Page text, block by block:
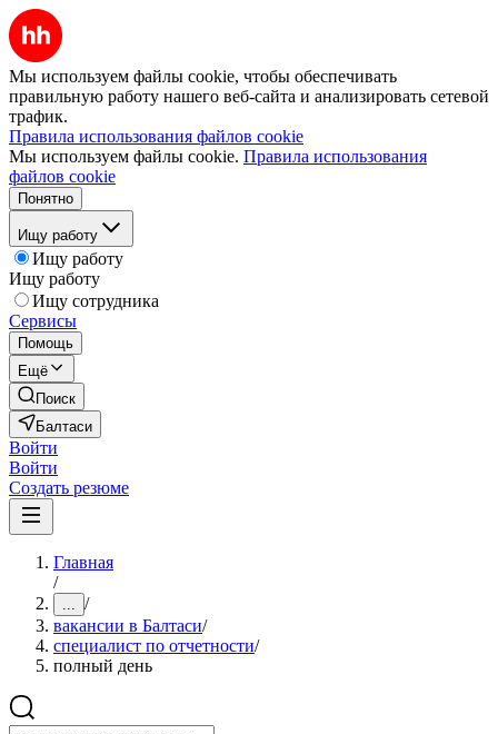
Мы используем файлы cookie, чтобы обеспечивать
правильную работу нашего веб-сайта и анализировать сетевой
трафик.
Правила использования файлов cookie
Мы используем файлы cookie. Правила использования
файлов cookie
Понятно
Ищу работу
Ищу работу
Ищу работу
Ищу сотрудника
Сервисы
Помощь
Ещё
Поиск
Балтаси
Войти
Войти
Создать резюме
Главная
/
... /
вакансии в Балтаси/
специалист по отчетности/
полный день